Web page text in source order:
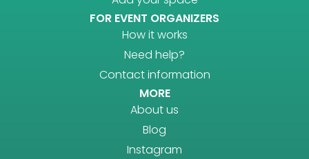
FOR EVENT ORGANIZERS
How it works
Need help?
Contact information
MORE
About us
Blog
Instagram